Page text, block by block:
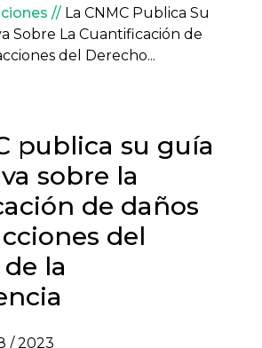
enlaces de
La CNMC Publica Su
Sobre La Cuantificación de
del Derecho...
publica su guía
sobre la
de daños
del
la
/ 2023